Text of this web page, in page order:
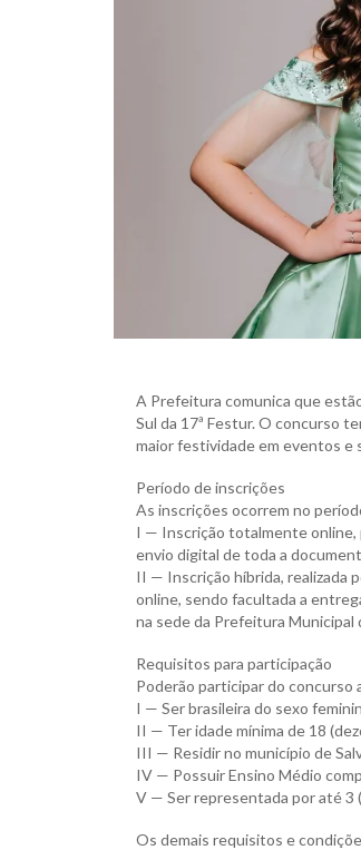
A Prefeitura comunica que
Sul da 17ª Festur. O concurso
maior festividade em eventos e
Período de inscrições
As inscrições ocorrem no
I — Inscrição totalmente online,
envio digital de toda a
II — Inscrição híbrida, realizada
online, sendo facultada a
na sede da Prefeitura Municipal
Requisitos para participação
Poderão participar do
I — Ser brasileira do sexo
II — Ter idade mínima de 18
III — Residir no município de
IV — Possuir Ensino Médio
V — Ser representada por até 3
Os demais requisitos e